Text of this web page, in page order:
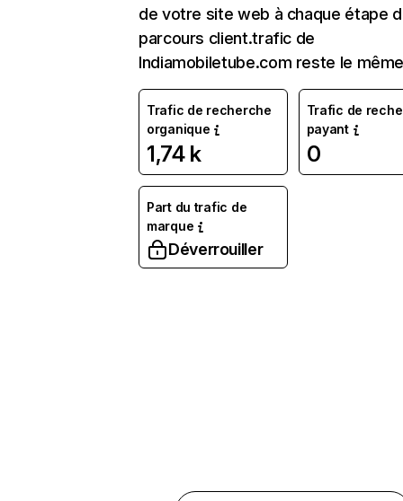
de votre site web à chaque étape
parcours client.trafic de
Indiamobiletube.com reste le
Trafic de recherche
organique
1,74 k
Trafic de
payant
0
Part du trafic de
marque
Déverrouiller